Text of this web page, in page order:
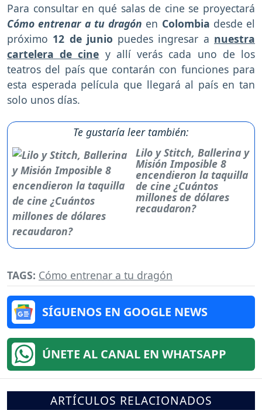
Para consultar en qué salas de cine se proyectará
Cómo entrenar a tu dragón en Colombia desde el
próximo 12 de junio puedes ingresar a nuestra
cartelera de cine y allí verás cada uno de los
teatros del país que contarán con funciones para
esta esperada película que llegará al país en tan
solo unos días.
Te gustaría leer también:
Lilo y Stitch, Ballerina y
Misión Imposible 8
encendieron la taquilla
de cine ¿Cuántos
millones de dólares
recaudaron?
TAGS: Cómo entrenar a tu dragón
SÍGUENOS EN GOOGLE NEWS
ÚNETE AL CANAL EN WHATSAPP
ARTÍCULOS RELACIONADOS